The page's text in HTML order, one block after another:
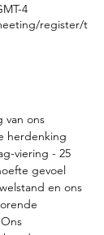
4
register/t
van ons
herdenking
viering - 25
gevoel
en ons